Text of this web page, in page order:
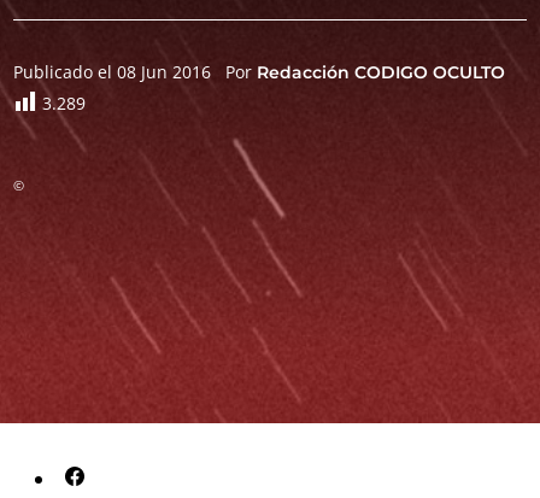
Publicado el 08 Jun 2016 Por Redacción CODIGO OCULTO
3.289
©